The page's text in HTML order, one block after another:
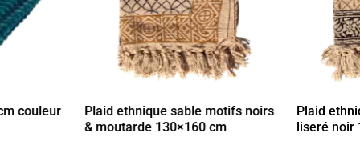
couleur
Plaid ethnique sable motifs noirs
& moutarde 130×160 cm
Plaid
liseré noir